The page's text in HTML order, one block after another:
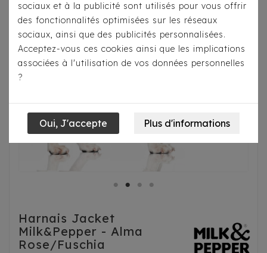
Harnais Jacket
Milk&Pepper - Alma
Rose/Fuschia
sociaux et à la publicité sont utilisés pour vous offrir
des fonctionnalités optimisées sur les réseaux
sociaux, ainsi que des publicités personnalisées.
Acceptez-vous ces cookies ainsi que les implications
associées à l'utilisation de vos données personnelles
?